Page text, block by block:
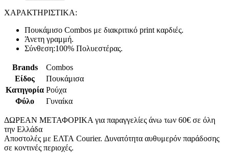
ΧΑΡΑΚΤΗΡΙΣΤΙΚΑ:
Πουκάμισο Combos με διακριτικό print καρδιές.
Άνετη γραμμή.
Σύνθεση:100% Πολυεστέρας.
Brands
Combos
Είδος
Πουκάμισα
Κατηγορία Ρούχα
Φύλο
Γυναίκα
ΔΩΡΕΑΝ ΜΕΤΑΦΟΡΙΚΑ για παραγγελίες άνω των 60€ σε όλη
την Ελλάδα
Αποστολές με ΕΛΤΑ Courier. Δυνατότητα αυθυμερόν παράδοσης
σε κοντινές περιοχές.